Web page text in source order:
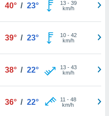
40° / 23° 13- 39
km/h
39° / 23° 10- 42
km/h
38° / 22° 13- 43
km/h
36° / 22° 11 - 48
km/h